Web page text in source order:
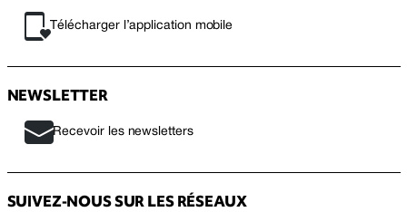
Télécharger l’application mobile
NEWSLETTER
Recevoir les newsletters
SUIVEZ-NOUS SUR LES RÉSEAUX